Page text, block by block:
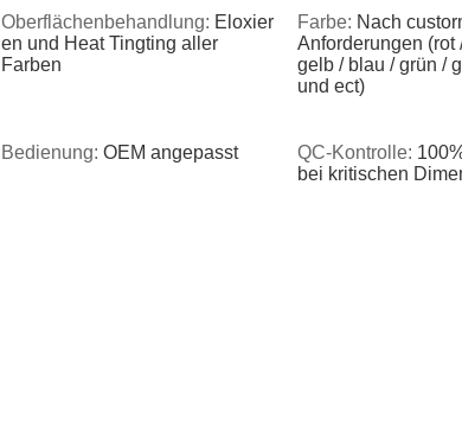
Oberflächenbehandlung: Eloxier
en und Heat Tingting aller
Farben
Farbe: Nach
Anforderungen (rot
gelb / blau / grün /
und ect)
Bedienung: OEM angepasst QC-Kontrolle:
bei kritischen